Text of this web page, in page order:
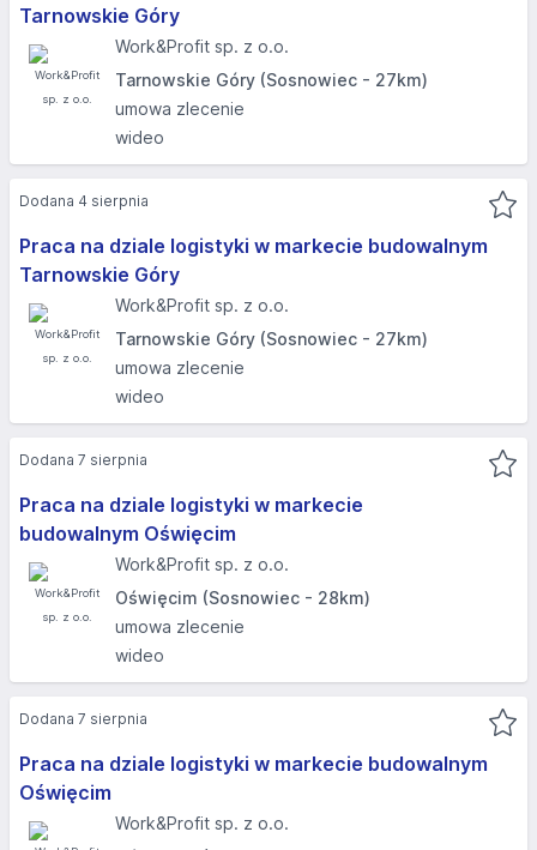
Tarnowskie Góry
Work&Profit sp. z o.o.
Tarnowskie Góry (Sosnowiec - 27km)
umowa zlecenie
wideo
Praca na dziale logistyki w markecie budowalnym
Tarnowskie Góry
Work&Profit sp. z o.o.
Tarnowskie Góry (Sosnowiec - 27km)
umowa zlecenie
wideo
Dodana 4 sierpnia
Praca na dziale logistyki w markecie
budowalnym Oświęcim
Work&Profit sp. z o.o.
Oświęcim (Sosnowiec - 28km)
umowa zlecenie
wideo
Dodana 7 sierpnia
Praca na dziale logistyki w markecie budowalnym
Oświęcim
Work&Profit sp. z o.o.
Dodana 7 sierpnia